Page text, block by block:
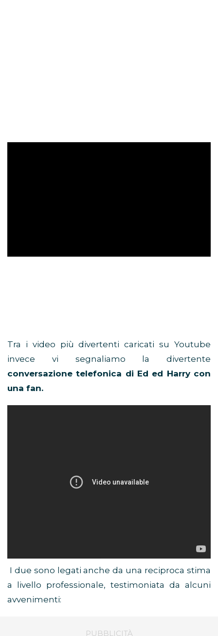
Tra i video più divertenti caricati su Youtube
invece vi segnaliamo la divertente
conversazione telefonica di Ed ed Harry con
una fan.
I due sono legati anche da una reciproca stima
a livello professionale, testimoniata da alcuni
avvenimenti: